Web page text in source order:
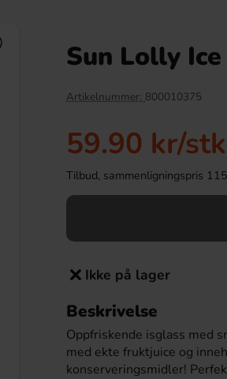
Chicken Wings Chocolate 50g
34.90 kr 19.90 kr
Sun Lolly
Artikelnummer: 800010375
59.90 kr/stk
Tilbud, sammenligningspris
Ikke på lager
Beskrivelse
Oppfriskende isglass med
med ekte fruktjuice og
konserveringsmidler!